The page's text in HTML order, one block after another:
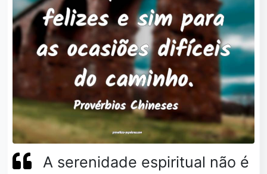
A serenidade espiritual não é